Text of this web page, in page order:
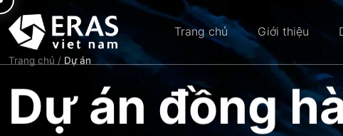
Bỏ
qua
nội
dung
Trang chủ Giới thiệu
Trang chủ / Dự án
Dự án đồng